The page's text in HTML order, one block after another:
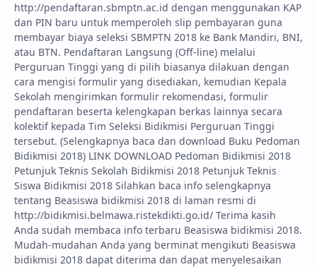
http://pendaftaran.sbmptn.ac.id dengan menggunakan KAP
dan PIN baru untuk memperoleh slip pembayaran guna
membayar biaya seleksi SBMPTN 2018 ke Bank Mandiri, BNI,
atau BTN. Pendaftaran Langsung (Off-line) melalui
Perguruan Tinggi yang di pilih biasanya dilakuan dengan
cara mengisi formulir yang disediakan, kemudian Kepala
Sekolah mengirimkan formulir rekomendasi, formulir
pendaftaran beserta kelengkapan berkas lainnya secara
kolektif kepada Tim Seleksi Bidikmisi Perguruan Tinggi
tersebut. (Selengkapnya baca dan download Buku Pedoman
Bidikmisi 2018) LINK DOWNLOAD Pedoman Bidikmisi 2018
Petunjuk Teknis Sekolah Bidikmisi 2018 Petunjuk Teknis
Siswa Bidikmisi 2018 Silahkan baca info selengkapnya
tentang Beasiswa bidikmisi 2018 di laman resmi di
http://bidikmisi.belmawa.ristekdikti.go.id/ Terima kasih
Anda sudah membaca info terbaru Beasiswa bidikmisi 2018.
Mudah-mudahan Anda yang berminat mengikuti Beasiswa
bidikmisi 2018 dapat diterima dan dapat menyelesaikan